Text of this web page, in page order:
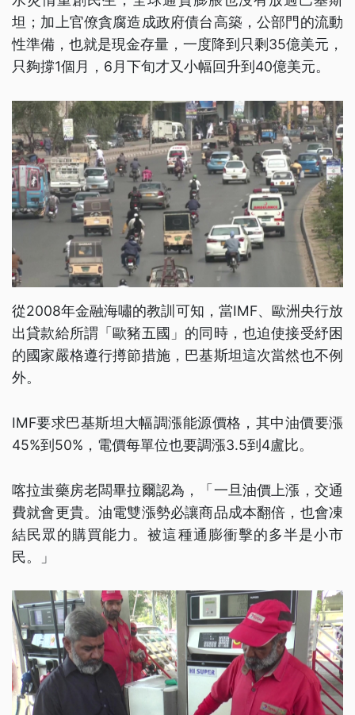
坦；加上官僚貪腐造成政府債台高築，公部門的流動
性準備，也就是現金存量，一度降到只剩35億美元，
只夠撐1個月，6月下旬才又小幅回升到40億美元。
從2008年金融海嘯的教訓可知，當IMF、歐洲央行放
出貸款給所謂「歐豬五國」的同時，也迫使接受紓困
的國家嚴格遵行撙節措施，巴基斯坦這次當然也不例
外。
IMF要求巴基斯坦大幅調漲能源價格，其中油價要漲
45%到50%，電價每單位也要調漲3.5到4盧比。
喀拉蚩藥房老闆畢拉爾認為，「一旦油價上漲，交通
費就會更貴。油電雙漲勢必讓商品成本翻倍，也會凍
結民眾的購買能力。被這種通膨衝擊的多半是小市
民。」